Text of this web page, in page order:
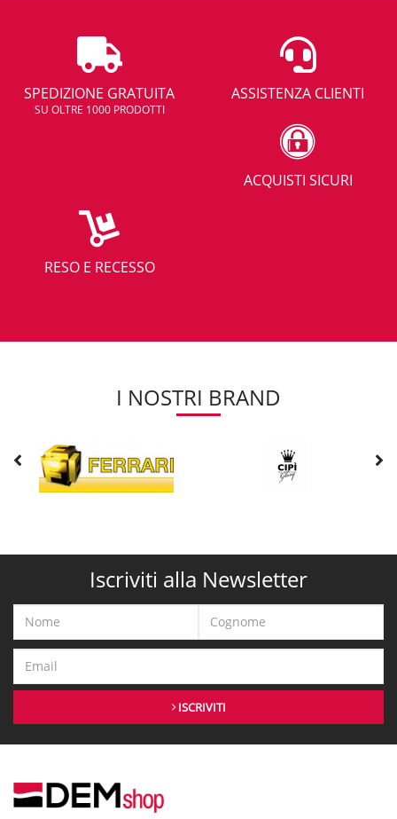
SPEDIZIONE GRATUITA
SU OLTRE 1000 PRODOTTI
ASSISTENZA CLIENTI
ACQUISTI SICURI
RESO E RECESSO
I NOSTRI BRAND
Iscriviti alla Newsletter
ISCRIVITI